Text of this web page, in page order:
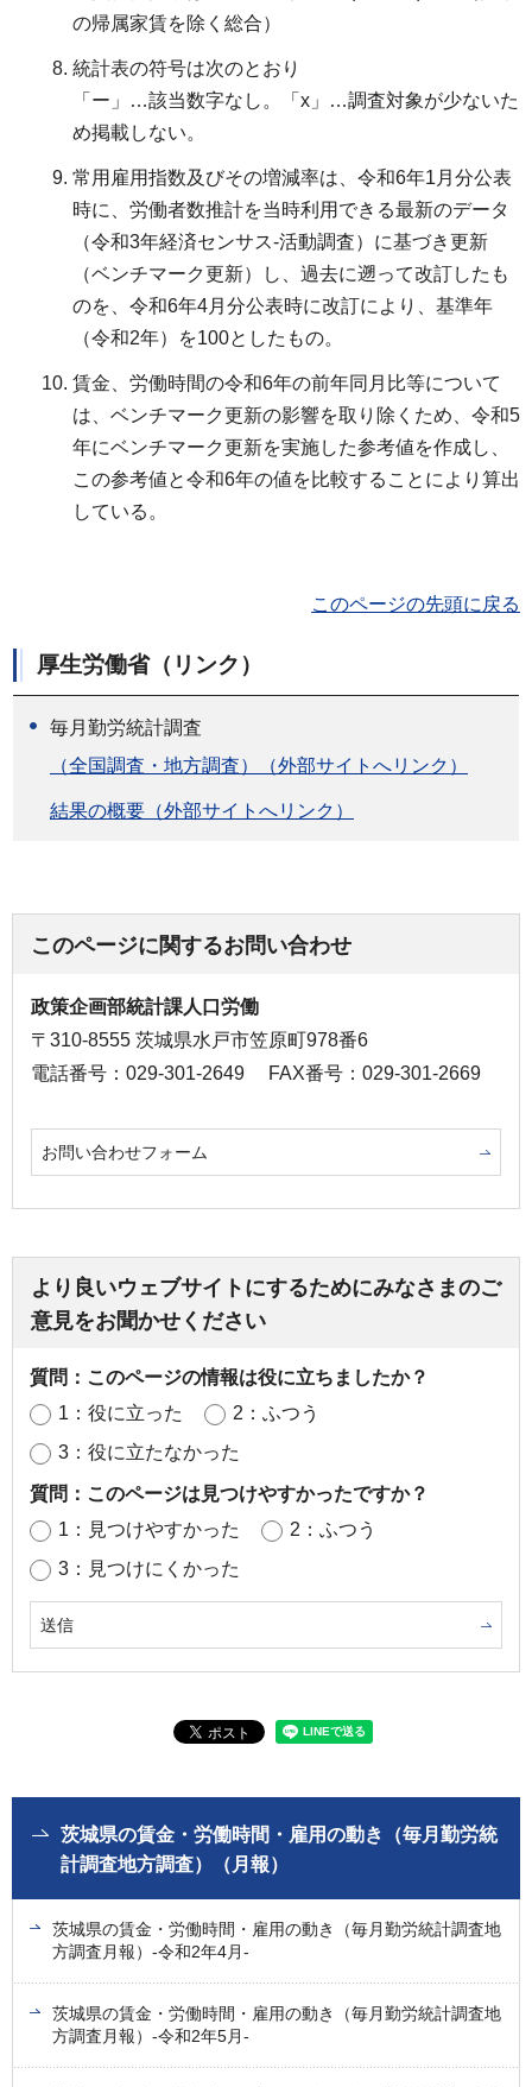
の帰属家賃を除く総合）
統計表の符号は次のとおり
「ー」…該当数字なし。「x」…調査対象が少ないた
め掲載しない。
常用雇用指数及びその増減率は、令和6年1月分公表
時に、労働者数推計を当時利用できる最新のデータ
（令和3年経済センサス-活動調査）に基づき更新
（ベンチマーク更新）し、過去に遡って改訂したも
のを、令和6年4月分公表時に改訂により、基準年
（令和2年）を100としたもの。
賃金、労働時間の令和6年の前年同月比等について
は、ベンチマーク更新の影響を取り除くため、令和5
年にベンチマーク更新を実施した参考値を作成し、
この参考値と令和6年の値を比較することにより算出
している。
このページの先頭に戻る
厚生労働省（リンク）
毎月勤労統計調査
（全国調査・地方調査）（外部サイトへリンク）
結果の概要（外部サイトへリンク）
このページに関するお問い合わせ
政策企画部統計課人口労働
〒310-8555 茨城県水戸市笠原町978番6
電話番号：029-301-2649
FAX番号：029-301-2669
お問い合わせフォーム
より良いウェブサイトにするためにみなさまのご
意見をお聞かせください
質問：このページの情報は役に立ちましたか？
1：役に立った
2：ふつう
3：役に立たなかった
質問：このページは見つけやすかったですか？
1：見つけやすかった
2：ふつう
3：見つけにくかった
茨城県の賃金・労働時間・雇用の動き（毎月勤労統
計調査地方調査）（月報）
茨城県の賃金・労働時間・雇用の動き（毎月勤労統計調査地
方調査月報）-令和2年4月-
茨城県の賃金・労働時間・雇用の動き（毎月勤労統計調査地
方調査月報）-令和2年5月-